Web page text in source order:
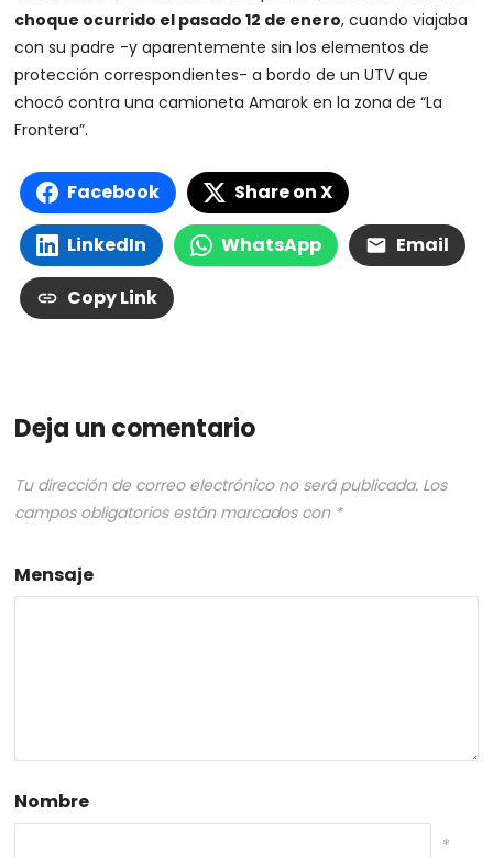
choque ocurrido el pasado 12 de enero, cuando viajaba
con su padre -y aparentemente sin los elementos de
protección correspondientes- a bordo de un UTV que
chocó contra una camioneta Amarok en la zona de “La
Frontera”.
Facebook Share on X
LinkedIn WhatsApp Email
Copy Link
Deja un comentario
Tu dirección de correo electrónico no será publicada. Los
campos obligatorios están marcados con *
Mensaje
Nombre
*